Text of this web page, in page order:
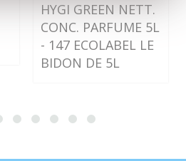
HYGI GREEN NETT.
CONC. PARFUME 5L
- 147 ECOLABEL LE
BIDON DE 5L